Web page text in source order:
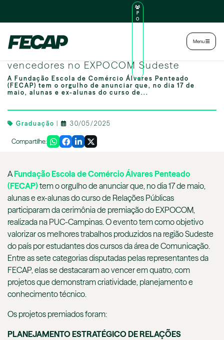
P
O
U
N
Menu
Trabalhos do curso de RP da FECAP são
vencedores no EXPOCOM Sudeste
A Fundação Escola de Comércio Álvares Penteado
(FECAP) tem o orgulho de anunciar que, no dia 17 de
maio, alunas e ex-alunas do curso de...
Graduação 30/05/2025
Compartilhe:
AFundação Escola de Comércio Álvares Penteado
(FECAP)tem o orgulho de anunciar que, no dia 17 de maio,
alunas e ex-alunas do curso de Relações Públicas
participaram da cerimônia de premiação do EXPOCOM,
realizada na PUC-Campinas. O evento tem como objetivo
valorizar os melhores trabalhos produzidos na região Sudeste
do país por estudantes dos cursos da área de Comunicação.
Entre as sete categorias disputadas pelas representantes da
FECAP, elas se destacaram ao vencer em quatro, com
projetos que demonstram criatividade, planejamento e
conhecimento técnico.
Os projetos premiados foram:
PLANEJAMENTO ESTRATÉGICO DE RELAÇÕES